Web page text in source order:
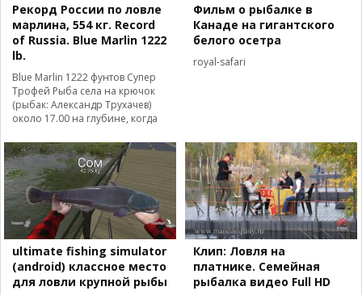
Рекорд России по ловле
марлина, 554 кг. Record
of Russia. Blue Marlin 1222
lb.
Blue Marlin 1222 фунтов Супер
Трофей Рыба села на крючок
(рыбак: Александр Трухачев)
около 17.00 на глубине, когда
Фильм о рыбалке в
Канаде на гигантского
белого осетра
royal-safari
ultimate fishing simulator
(android) классное место
для ловли крупной рыбы
Клип: Ловля на
платнике. Семейная
рыбалка видео Full HD